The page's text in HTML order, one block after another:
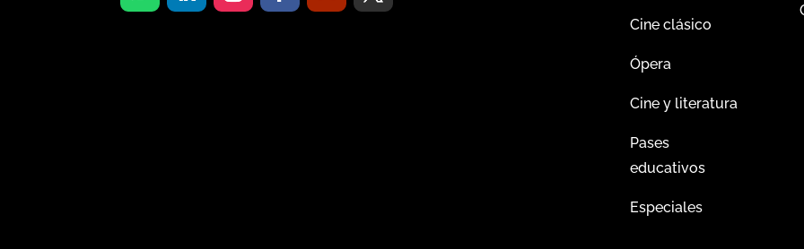
Cine clásico
Ópera
Cine y literatura
Pases
educativos
Especiales